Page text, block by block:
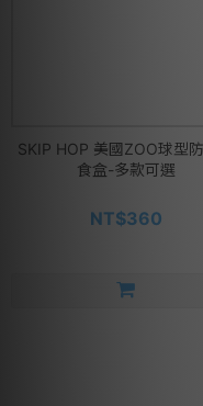
SKIP HOP 美國ZOO球型
食盒-多款可選
NT$360